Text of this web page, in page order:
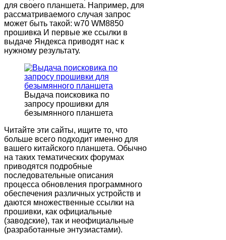
для своего планшета. Например, для
рассматриваемого случая запрос
может быть такой: w70 WM8850
прошивка И первые же ссылки в
выдаче Яндекса приводят нас к
нужному результату.
Выдача поисковика по
запросу прошивки для
безымянного планшета
Читайте эти сайты, ищите то, что
больше всего подходит именно для
вашего китайского планшета. Обычно
на таких тематических форумах
приводятся подробные
последовательные описания
процесса обновления программного
обеспечения различных устройств и
даются множественные ссылки на
прошивки, как официальные
(заводские), так и неофициальные
(разработанные энтузиастами).